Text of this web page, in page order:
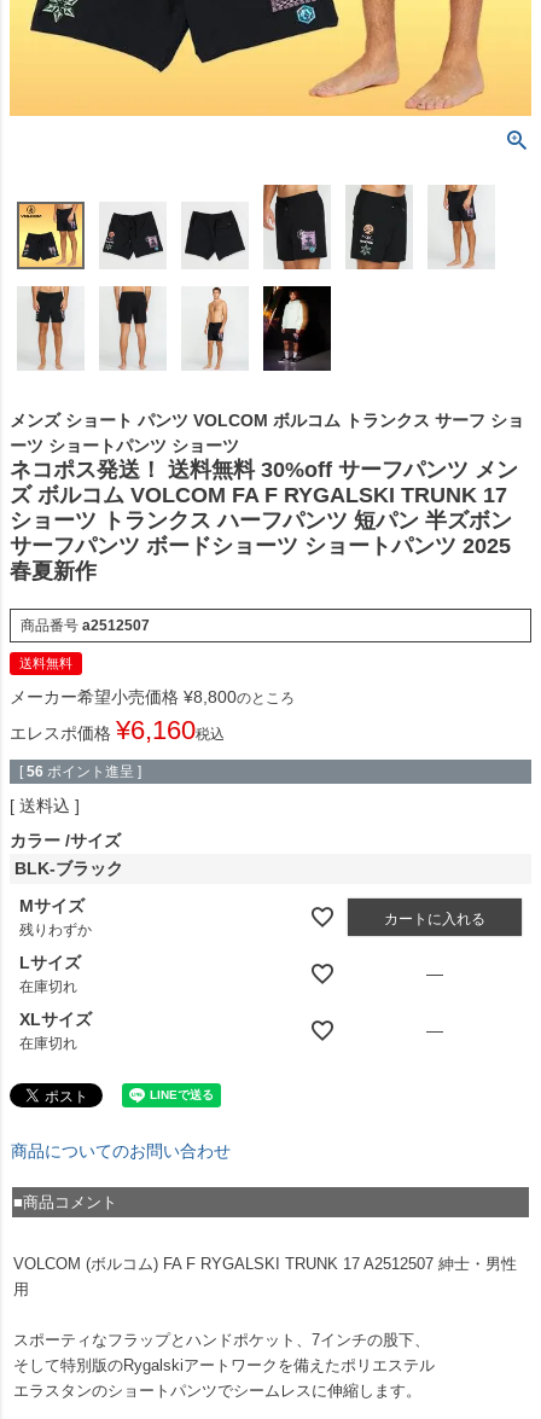
メンズ ショート パンツ VOLCOM ボルコム トランクス サーフ ショ
ーツ ショートパンツ ショーツ
ネコポス発送！ 送料無料 30%off サーフパンツ メン
ズ ボルコム VOLCOM FA F RYGALSKI TRUNK 17
ショーツ トランクス ハーフパンツ 短パン 半ズボン
サーフパンツ ボードショーツ ショートパンツ 2025
春夏新作
商品番号 a2512507
送料無料
メーカー希望小売価格 ¥8,800のところ
エレスポ価格 ¥6,160税込
[ 56 ポイント進呈 ]
送料込
カラー サイズ
BLK-ブラック
Mサイズ
残りわずか
カートに入れる
Lサイズ
在庫切れ
—
XLサイズ
在庫切れ
—
商品についてのお問い合わせ
■商品コメント
VOLCOM (ボルコム) FA F RYGALSKI TRUNK 17 A2512507 紳士・男性
用
スポーティなフラップとハンドポケット、7インチの股下、
そして特別版のRygalskiアートワークを備えたポリエステル
エラスタンのショートパンツでシームレスに伸縮します。